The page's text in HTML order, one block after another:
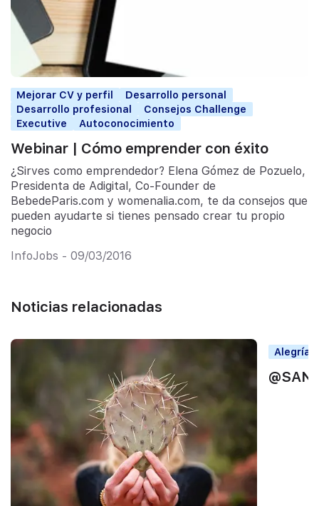
Mejorar CV y perfil
Desarrollo personal
Desarrollo profesional
Consejos Challenge
Executive
Autoconocimiento
Webinar | Cómo emprender con éxito
¿Sirves como emprendedor? Elena Gómez de Pozuelo,
Presidenta de Adigital, Co-Founder de
BebedeParis.com y womenalia.com, te da consejos que
pueden ayudarte si tienes pensado crear tu propio
negocio
InfoJobs - 09/03/2016
Noticias relacionadas
Alegrías